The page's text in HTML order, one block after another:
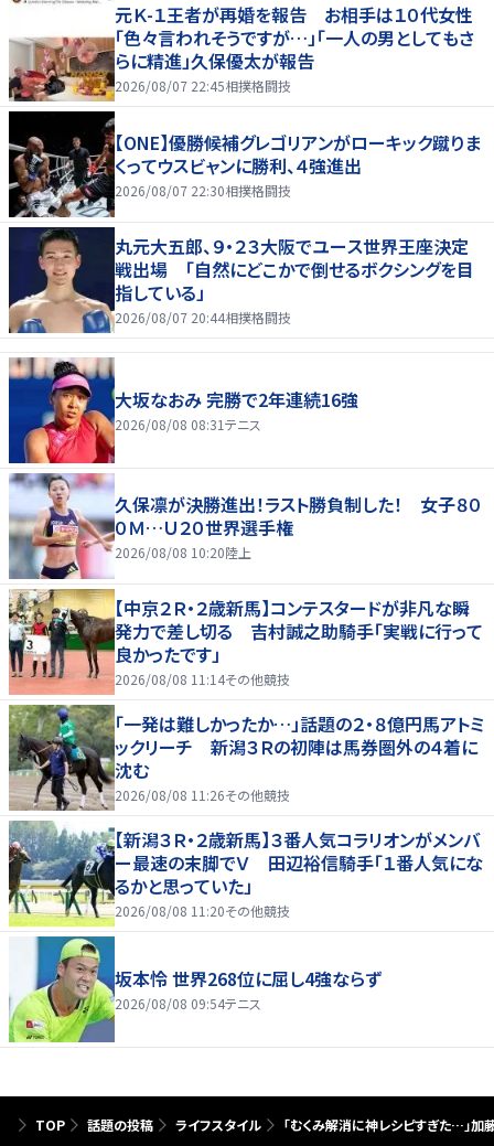
元Ｋ-１王者が再婚を報告 お相手は１０代女性
「色々言われそうですが…」「一人の男としてもさ
らに精進」久保優太が報告
2026/08/07 22:45相撲格闘技
【ONE】優勝候補グレゴリアンがローキック蹴りま
くってウスビャンに勝利、４強進出
2026/08/07 22:30相撲格闘技
丸元大五郎、９・２３大阪でユース世界王座決定
戦出場 「自然にどこかで倒せるボクシングを目
指している」
2026/08/07 20:44相撲格闘技
大坂なおみ 完勝で2年連続16強
2026/08/08 08:31テニス
久保凛が決勝進出！ラスト勝負制した！ 女子８０
０Ｍ…Ｕ２０世界選手権
2026/08/08 10:20陸上
【中京２Ｒ・２歳新馬】コンテスタードが非凡な瞬
発力で差し切る 吉村誠之助騎手「実戦に行って
良かったです」
2026/08/08 11:14その他競技
「一発は難しかったか…」話題の２・８億円馬アトミ
ックリーチ 新潟３Ｒの初陣は馬券圏外の４着に
沈む
2026/08/08 11:26その他競技
【新潟３Ｒ・２歳新馬】３番人気コラリオンがメンバ
ー最速の末脚でＶ 田辺裕信騎手「１番人気にな
るかと思っていた」
2026/08/08 11:20その他競技
坂本怜 世界268位に屈し4強ならず
2026/08/08 09:54テニス
TOP 話題の投稿 ライフスタイル 「むくみ解消に神レシピすぎた…」